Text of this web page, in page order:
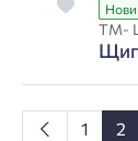
ТМ-
1 2